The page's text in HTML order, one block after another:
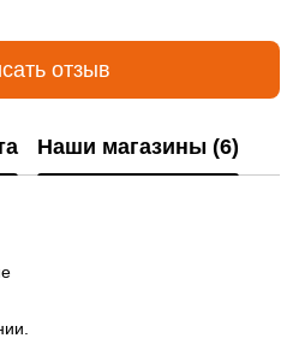
отзыв
Наши магазины (6)